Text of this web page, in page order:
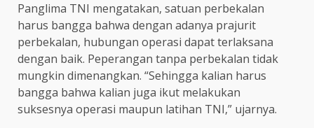
Panglima TNI mengatakan, satuan perbekalan
harus bangga bahwa dengan adanya prajurit
perbekalan, hubungan operasi dapat terlaksana
dengan baik. Peperangan tanpa perbekalan tidak
mungkin dimenangkan. “Sehingga kalian harus
bangga bahwa kalian juga ikut melakukan
suksesnya operasi maupun latihan TNI,” ujarnya.